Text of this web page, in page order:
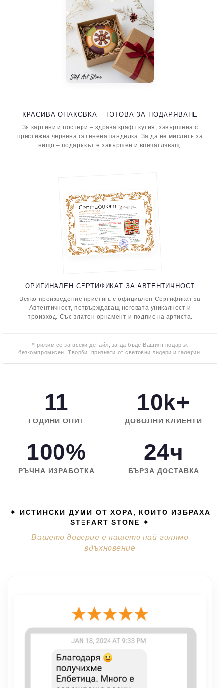
КРАСИВА ОПАКОВКА – ГОТОВА ЗА ПОДАРЯВАНЕ
За картини и постери – здрава крафт кутия, завършена с
престижна червена сатенена панделка. За да не мислите за
нищо – подаръкът е завършен и впечатляващ.
ОРИГИНАЛЕН СЕРТИФИКАТ ЗА АВТЕНТИЧНОСТ
Всяко произведение пристига с официален Сертификат за
Автентичност, потвърждаващ неговата уникалност и
произход. Със златен орнамент и подпис на артиста.
*Грижим се за всеки детайл, за да бъде Вашият подарък
безкомпромисен. Творби, признати от световни лидери и галерии.
11
ГОДИНИ ОПИТ
10k+
ДОВОЛНИ КЛИЕНТИ
100%
РЪЧНА ИЗРАБОТКА
24ч
БЪРЗА ДОСТАВКА
✦ ИСТИНСКИ ДУМИ ОТ ХОРА, КОИТО ИЗБРАХА
STEFART STONE ✦
Вашето доверие е нашето най-голямо
вдъхновение